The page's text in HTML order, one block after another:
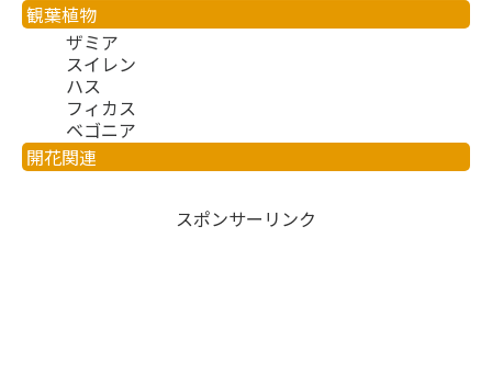
観葉植物
ザミア
スイレン
ハス
フィカス
ベゴニア
開花関連
スポンサーリンク